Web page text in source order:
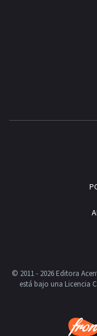
© 2011 - 2026 Editora
está bajo una Licencia